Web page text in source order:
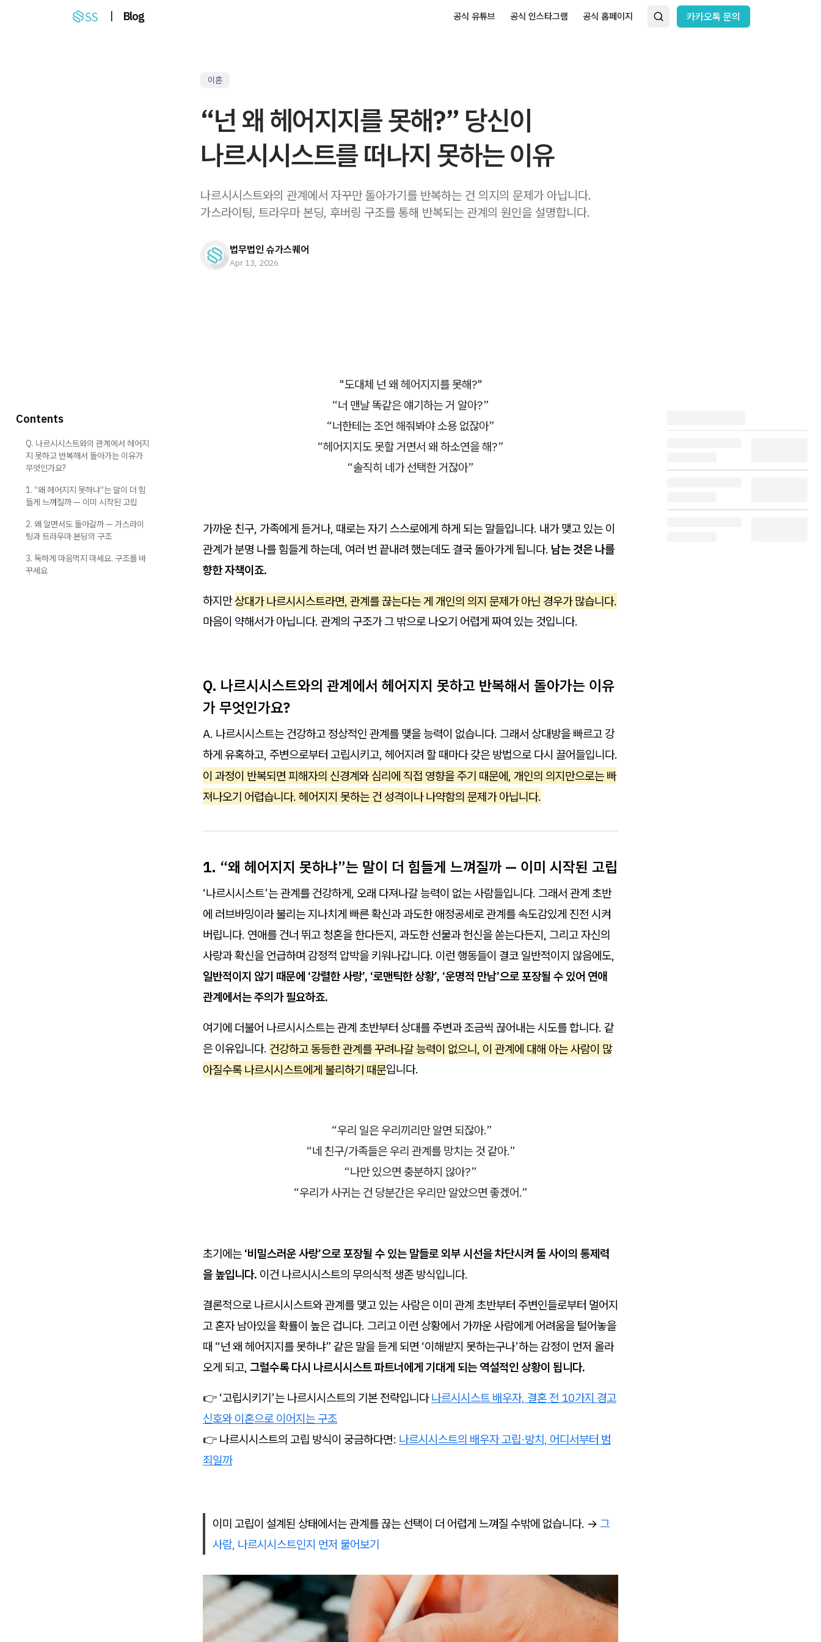
| Blog 공식 유튜브 공식 인스타그램 공식 홈페이지 카카오톡 문의
이혼
“넌 왜 헤어지지를 못해?” 당신이
나르시시스트를 떠나지 못하는 이유
나르시시스트와의 관계에서 자꾸만 돌아가기를 반복하는 건 의지의 문제가 아닙니다.
가스라이팅, 트라우마 본딩, 후버링 구조를 통해 반복되는 관계의 원인을 설명합니다.
법무법인 슈가스퀘어
Apr 13, 2026
"도대체 넌 왜 헤어지지를 못해?"
“너 맨날 똑같은 얘기하는 거 알아?”
“너한테는 조언 해줘봐야 소용 없잖아”
“헤어지지도 못할 거면서 왜 하소연을 해?”
“솔직히 네가 선택한 거잖아”
가까운 친구, 가족에게 듣거나, 때로는 자기 스스로에게 하게 되는 말들입니다. 내가 맺고 있는 이
관계가 분명 나를 힘들게 하는데, 여러 번 끝내려 했는데도 결국 돌아가게 됩니다. 남는 것은 나를
향한 자책이죠.
하지만상대가 나르시시스트라면, 관계를 끊는다는 게 개인의 의지 문제가 아닌 경우가 많습니다.
마음이 약해서가 아닙니다. 관계의 구조가 그 밖으로 나오기 어렵게 짜여 있는 것입니다.
Q. 나르시시스트와의 관계에서 헤어지지 못하고 반복해서 돌아가는 이유
가 무엇인가요?
A. 나르시시스트는 건강하고 정상적인 관계를 맺을 능력이 없습니다. 그래서 상대방을 빠르고 강
하게 유혹하고, 주변으로부터 고립시키고, 헤어지려 할 때마다 갖은 방법으로 다시 끌어들입니다.
이 과정이 반복되면 피해자의 신경계와 심리에 직접 영향을 주기 때문에, 개인의 의지만으로는 빠
져나오기 어렵습니다. 헤어지지 못하는 건 성격이나 나약함의 문제가 아닙니다.
1. “왜 헤어지지 못하냐”는 말이 더 힘들게 느껴질까 — 이미 시작된 고립
‘나르시시스트’는 관계를 건강하게, 오래 다져나갈 능력이 없는 사람들입니다. 그래서 관계 초반
에 러브바밍이라 불리는 지나치게 빠른 확신과 과도한 애정공세로 관계를 속도감있게 진전 시켜
버립니다. 연애를 건너 뛰고 청혼을 한다든지, 과도한 선물과 헌신을 쏟는다든지, 그리고 자신의
사랑과 확신을 언급하며 감정적 압박을 키워나갑니다. 이런 행동들이 결코 일반적이지 않음에도,
일반적이지 않기 때문에 ‘강렬한 사랑’, ‘로맨틱한 상황’, ‘운명적 만남’으로 포장될 수 있어 연애
관계에서는 주의가 필요하죠.
여기에 더불어 나르시시스트는 관계 초반부터 상대를 주변과 조금씩 끊어내는 시도를 합니다. 같
은 이유입니다. 건강하고 동등한 관계를 꾸려나갈 능력이 없으니, 이 관계에 대해 아는 사람이 많
아질수록 나르시시스트에게 불리하기 때문입니다.
“우리 일은 우리끼리만 알면 되잖아.”
“네 친구/가족들은 우리 관계를 망치는 것 같아.”
“나만 있으면 충분하지 않아?”
“우리가 사귀는 건 당분간은 우리만 알았으면 좋겠어.”
초기에는 ‘비밀스러운 사랑’으로 포장될 수 있는 말들로 외부 시선을 차단시켜 둘 사이의 통제력
을 높입니다. 이건 나르시시스트의 무의식적 생존 방식입니다.
결론적으로 나르시시스트와 관계를 맺고 있는 사람은 이미 관계 초반부터 주변인들로부터 멀어지
고 혼자 남아있을 확률이 높은 겁니다. 그리고 이런 상황에서 가까운 사람에게 어려움을 털어놓을
때 “넌 왜 헤어지지를 못하냐” 같은 말을 듣게 되면 ‘이해받지 못하는구나’하는 감정이 먼저 올라
오게 되고, 그럴수록 다시 나르시시스트 파트너에게 기대게 되는 역설적인 상황이 됩니다.
👉 ‘고립시키기’는 나르시시스트의 기본 전략입니다나르시시스트 배우자, 결혼 전 10가지 경고
신호와 이혼으로 이어지는 구조
👉 나르시시스트의 고립 방식이 궁금하다면: 나르시시스트의 배우자 고립·방치, 어디서부터 범
죄일까
이미 고립이 설계된 상태에서는 관계를 끊는 선택이 더 어렵게 느껴질 수밖에 없습니다. → 그
사람, 나르시시스트인지 먼저 물어보기
Contents
Q. 나르시시스트와의 관계에서 헤어지
지 못하고 반복해서 돌아가는 이유가
무엇인가요?
1. “왜 헤어지지 못하냐”는 말이 더 힘
들게 느껴질까 — 이미 시작된 고립
2. 왜 알면서도 돌아갈까 — 가스라이
팅과 트라우마 본딩의 구조
3. 독하게 마음먹지 마세요. 구조를 바
꾸세요